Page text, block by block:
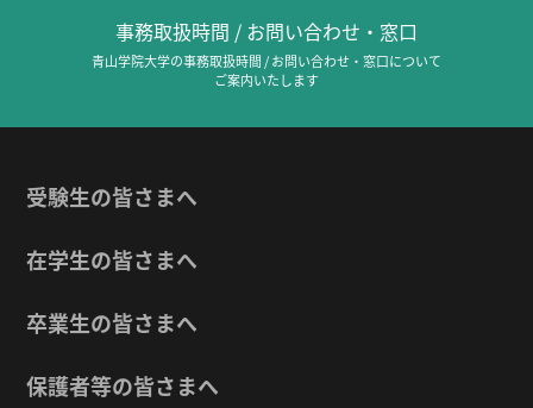
事務取扱時間 / お問い合わせ・窓口
青山学院大学の事務取扱時間 / お問い合わせ・窓口について
ご案内いたします
受験生の皆さまへ
在学生の皆さまへ
卒業生の皆さまへ
保護者等の皆さまへ